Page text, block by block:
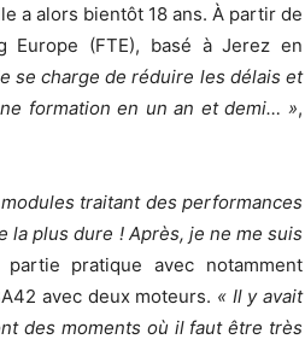
a alors bientôt 18 ans. À partir de
Europe (FTE), basé à Jerez en
se charge de réduire les délais et
formation en un an et demi… »,
traitant des performances
la plus dure ! Après, je ne me suis
pratique avec notamment
avec deux moteurs. « Il y avait
des moments où il faut être très